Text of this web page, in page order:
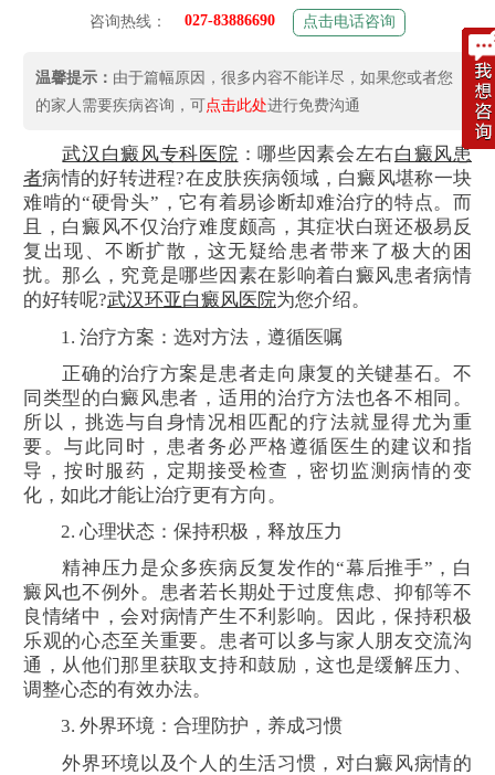
咨询热线： 027-83886690 点击电话咨询
温馨提示： 由于篇幅原因，很多内容不能详尽，如果您或者您
的家人需要疾病咨询，可点击此处进行免费沟通
武汉白癜风专科医院 ：哪些因素会左右白癜风患
者病情的好转进程?在皮肤疾病领域，白癜风堪称一块
难啃的“硬骨头”，它有着易诊断却难治疗的特点。而
且，白癜风不仅治疗难度颇高，其症状白斑还极易反
复出现、不断扩散，这无疑给患者带来了极大的困
扰。那么，究竟是哪些因素在影响着白癜风患者病情
的好转呢?武汉环亚白癜风医院为您介绍。
1. 治疗方案：选对方法，遵循医嘱
正确的治疗方案是患者走向康复的关键基石。不
同类型的白癜风患者，适用的治疗方法也各不相同。
所以，挑选与自身情况相匹配的疗法就显得尤为重
要。与此同时，患者务必严格遵循医生的建议和指
导，按时服药，定期接受检查，密切监测病情的变
化，如此才能让治疗更有方向。
2. 心理状态：保持积极，释放压力
精神压力是众多疾病反复发作的“幕后推手”，白
癜风也不例外。患者若长期处于过度焦虑、抑郁等不
良情绪中，会对病情产生不利影响。因此，保持积极
乐观的心态至关重要。患者可以多与家人朋友交流沟
通，从他们那里获取支持和鼓励，这也是缓解压力、
调整心态的有效办法。
3. 外界环境：合理防护，养成习惯
外界环境以及个人的生活习惯，对白癜风病情的